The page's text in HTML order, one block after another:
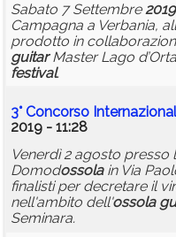
Sabato 7 Settembre2019
Campagna a Verbania,
prodotto in
guitarMaster Lago
festival.
3° Concorso
2019 - 11:28
Venerdì 2 agosto presso
Domodossolain Via
finalisti per decretare il
nell'ambito dell'ossola
Seminara.